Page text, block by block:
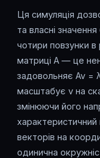
Ця симуляція
та власні
чотири повзунки
матриці A — це
задовольняє Av =
масштабує v на
змінюючи його
характеристичний
векторів на
одинична